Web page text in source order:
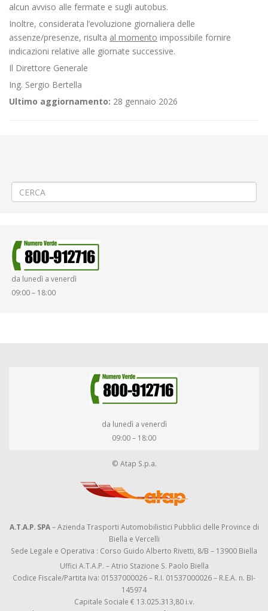
alcun avviso alle fermate e sugli autobus.
Inoltre, considerata l’evoluzione giornaliera delle
assenze/presenze, risulta al momento impossibile fornire
indicazioni relative alle giornate successive.
Il Direttore Generale
Ing. Sergio Bertella
Ultimo aggiornamento: 28 gennaio 2026
da lunedì a venerdì
09:00 – 18:00
da lunedì a venerdì
09:00 – 18:00
© Atap S.p.a.
A.T.A.P. SPA– Azienda Trasporti Automobilistici Pubblici delle Province di
Biella e Vercelli
Sede Legale e Operativa : Corso Guido Alberto Rivetti, 8/B – 13900 Biella
Uffici A.T.A.P. – Atrio Stazione S. Paolo Biella
Codice Fiscale/Partita Iva: 01537000026 – R.I. 01537000026 – R.E.A. n. BI-
145974
Capitale Sociale € 13.025.313,80 i.v.